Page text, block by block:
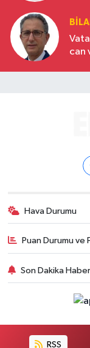
can
Hava Durumu
Puan Durumu ve
Son Dakika
RSS